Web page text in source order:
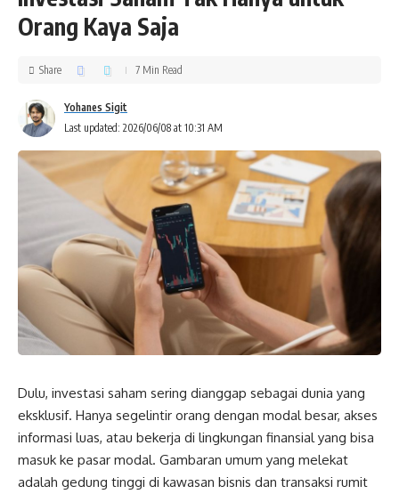
Orang Kaya Saja
Last updated: 2026/06/08 at 10:31 AM
Yohanes Sigit
Share 7 Min Read
Dulu, investasi saham sering dianggap sebagai dunia yang
eksklusif. Hanya segelintir orang dengan modal besar, akses
informasi luas, atau bekerja di lingkungan finansial yang bisa
masuk ke pasar modal. Gambaran umum yang melekat
adalah gedung tinggi di kawasan bisnis dan transaksi rumit